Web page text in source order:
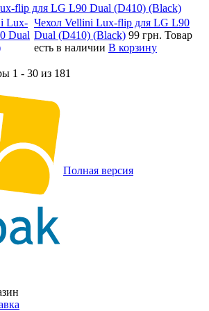
flip для LG L90 Dual (D410) (Black)
Чехол Vellini Lux-flip для LG L90
Dual (D410) (Black) 99 грн. Товар
есть в наличии В корзину
1 - 30 из 181
Полная версия